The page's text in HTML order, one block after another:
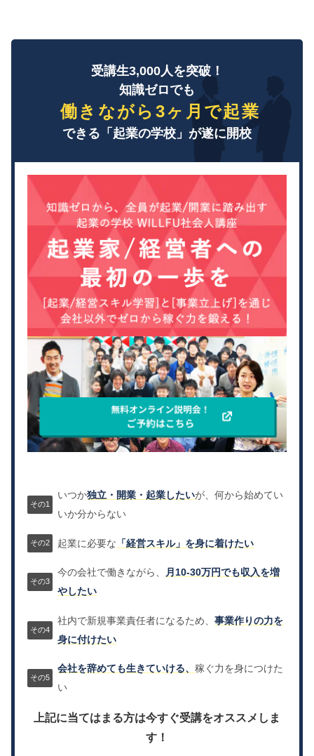
受講生3,000人を突破！
知識ゼロでも
働きながら3ヶ月で起業
できる「起業の学校」が遂に開校
いつか独立・開業・起業したいが、何から始めてい
いか分からない
起業に必要な 「経営スキル」を身に着けたい
今の会社で働きながら、
月10-30万円でも収入を増
やしたい
社内で新規事業責任者になるため、事業作りの力を
身に付けたい
会社を辞めても生きていける、稼ぐ力を身につけた
い
上記に当てはまる方は今すぐ受講をオススメしま
す！